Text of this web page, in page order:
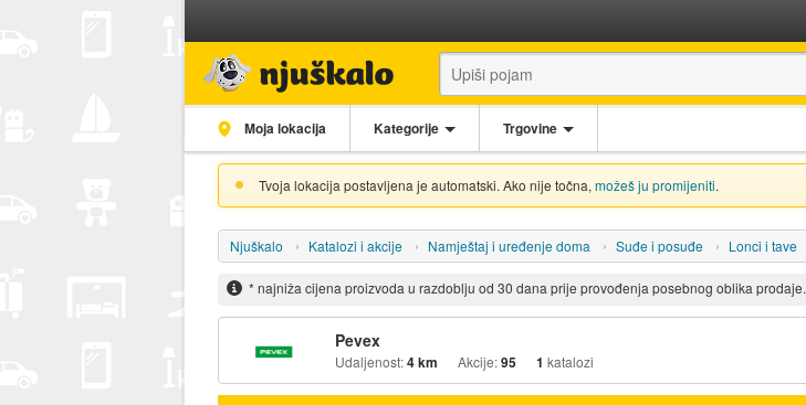
Moja lokacija Kategorije Trgovine
Tvoja lokacija postavljena je automatski. Ako nije točna, možeš ju promijeniti.
Njuškalo Katalozi i akcije Namještaj i uređenje doma Suđe i posuđe Lonci i tave
* najniža cijena proizvoda u razdoblju od 30 dana prije provođenja posebnog oblika prodaje.
Pevex
Udaljenost:4 km Akcije:95 1 katalozi